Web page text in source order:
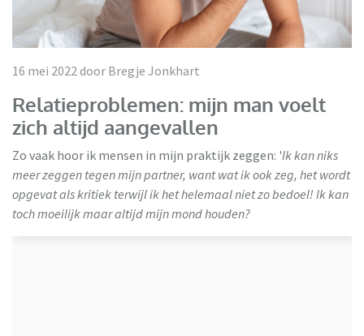
16 mei 2022 door Bregje Jonkhart
Relatieproblemen: mijn man voelt
zich altijd aangevallen
Zo vaak hoor ik mensen in mijn praktijk zeggen: 'Ik kan niks
meer zeggen tegen mijn partner, want wat ik ook zeg, het wordt
opgevat als kritiek terwijl ik het helemaal niet zo bedoel! Ik kan
toch moeilijk maar altijd mijn mond houden?